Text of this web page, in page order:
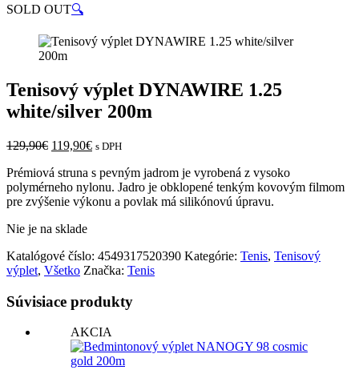
SOLD OUT🔍
Tenisový výplet DYNAWIRE 1.25
white/silver 200m
129,90€ Pôvodná
bola:
129,90€.
119,90€Aktuálna
je:
119,90€.
s DPH
Prémiová struna s pevným jadrom je vyrobená z vysoko
polymérneho nylonu. Jadro je obklopené tenkým kovovým filmom
pre zvýšenie výkonu a povlak má silikónovú úpravu.
Nie je na sklade
Katalógové číslo: 4549317520390 Kategórie: Tenis, Tenisový
výplet, Všetko Značka: Tenis
Súvisiace produkty
AKCIA